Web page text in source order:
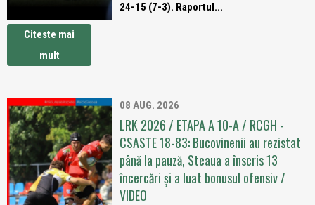
24-15 (7-3). Raportul...
Citeste mai
mult
08 AUG. 2026
LRK 2026 / ETAPA A 10-A / RCGH -
CSASTE 18-83: Bucovinenii au rezistat
până la pauză, Steaua a înscris 13
încercări și a luat bonusul ofensiv /
VIDEO